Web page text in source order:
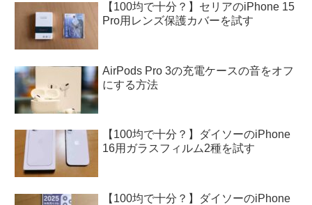
【100均で十分？】セリアのiPhone 15
Pro用レンズ保護カバーを試す
AirPods Pro 3の充電ケースの音をオフ
にする方法
【100均で十分？】ダイソーのiPhone
16用ガラスフィルム2種を試す
【100均で十分？】ダイソーのiPhone